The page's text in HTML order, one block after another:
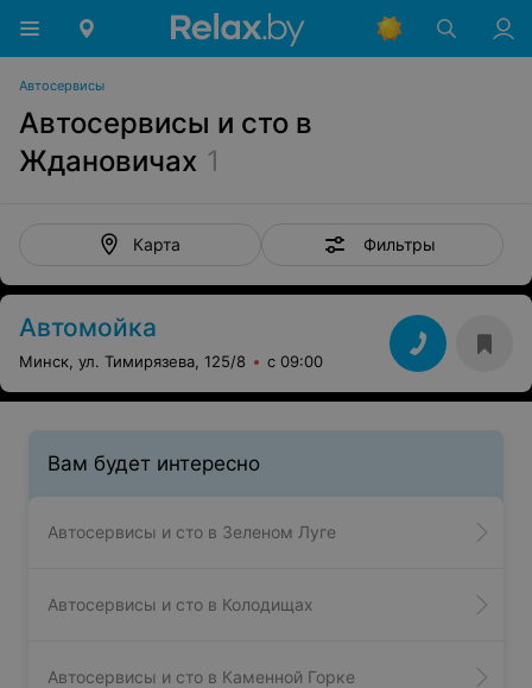
Автосервисы
Автосервисы и сто в
Ждановичах 1
Карта Фильтры
Автомойка
Минск, ул. Тимирязева, 125/8 с 09:00
Вам будет интересно
Автосервисы и сто в Зеленом Луге
Автосервисы и сто в Колодищах
Автосервисы и сто в Каменной Горке